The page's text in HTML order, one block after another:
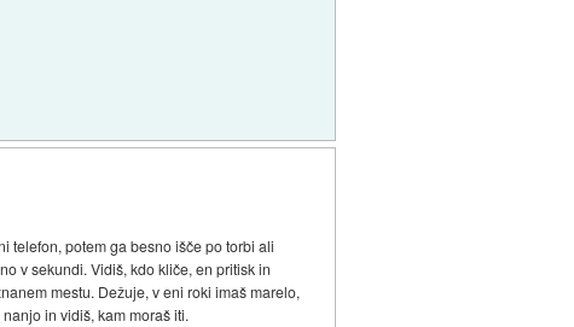
telefon, potem ga besno išče po torbi ali
v sekundi. Vidiš, kdo kliče, en pritisk in
mestu. Dežuje, v eni roki imaš marelo,
in vidiš, kam moraš iti.